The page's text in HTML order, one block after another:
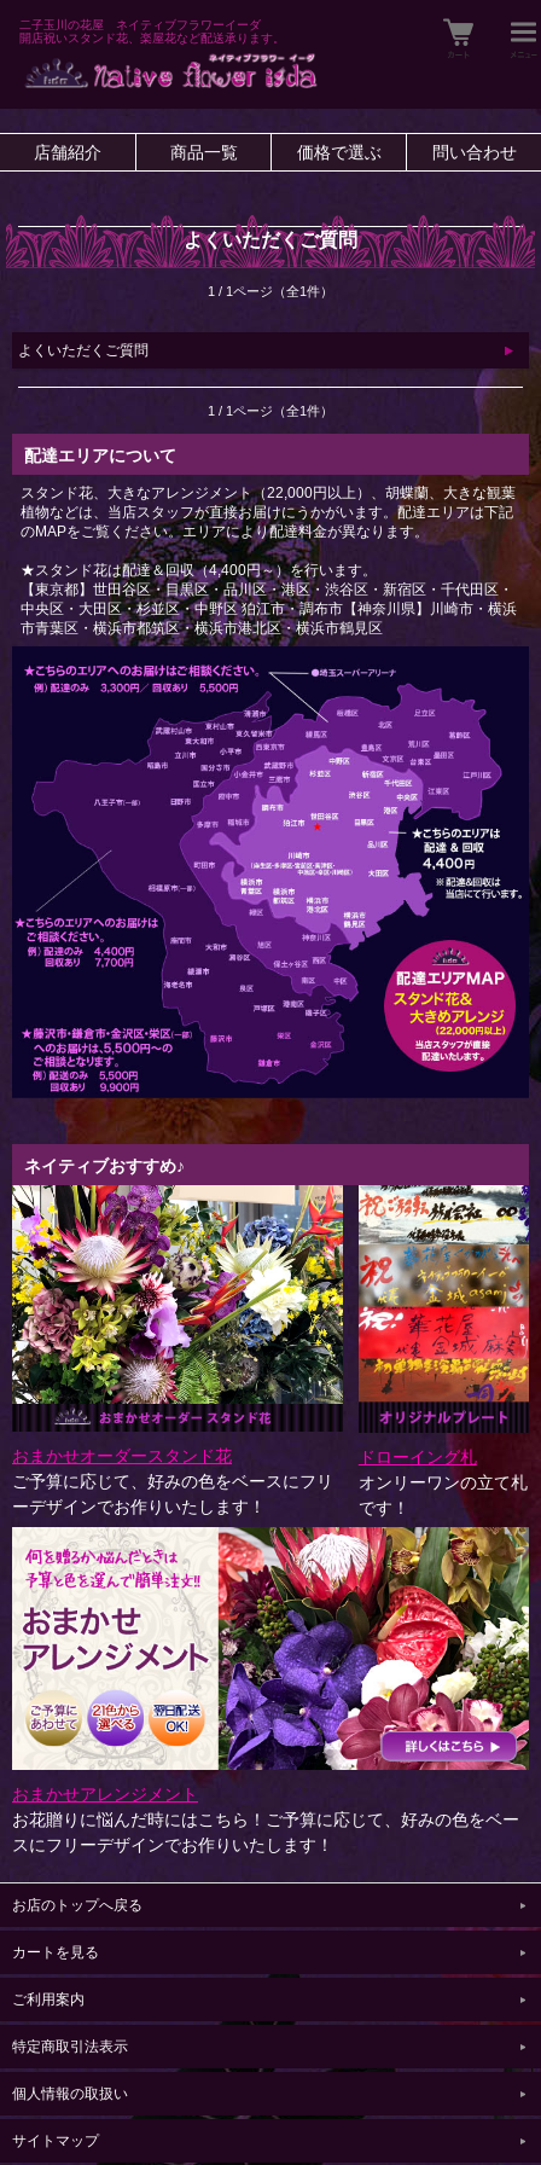
二子玉川の花屋 ネイティブフラワーイーダ
開店祝いスタンド花、楽屋花など配送承ります。
店舗紹介 商品一覧 価格で選ぶ 問い合わせ
よくいただくご質問
1 / 1ページ（全1件）
よくいただくご質問
1 / 1ページ（全1件）
配達エリアについて
スタンド花、大きなアレンジメント（22,000円以上）、胡蝶蘭、大きな観葉
植物などは、当店スタッフが直接お届けにうかがいます。配達エリアは下記
のMAPをご覧ください。エリアにより配達料金が異なります。
★スタンド花は配達＆回収（4,400円～）を行います。
【東京都】世田谷区・目黒区・品川区・港区・渋谷区・新宿区・千代田区・
中央区・大田区・杉並区・中野区 狛江市・調布市【神奈川県】川崎市・横浜
市青葉区・横浜市都筑区・横浜市港北区・横浜市鶴見区
ネイティブおすすめ♪
おまかせオーダースタンド花
ご予算に応じて、好みの色をベースにフリ
ーデザインでお作りいたします！
ドローイング札
オンリーワンの立て札
です！
おまかせアレンジメント
お花贈りに悩んだ時にはこちら！ご予算に応じて、好みの色をベー
スにフリーデザインでお作りいたします！
お店のトップへ戻る
カートを見る
ご利用案内
特定商取引法表示
個人情報の取扱い
サイトマップ